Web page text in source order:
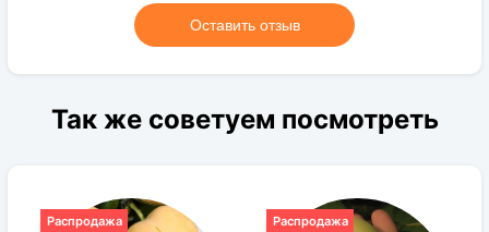
Оставить отзыв
Так же советуем посмотреть
Распродажа Распродажа